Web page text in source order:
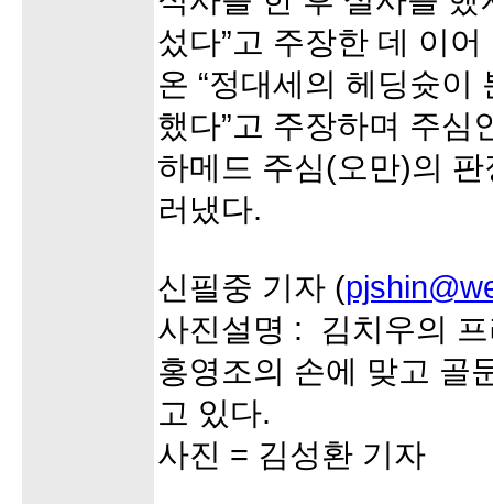
섰다”고 주장한 데 이
온 “정대세의 헤딩슛이
했다”고 주장하며 주심
하메드 주심(오만)의
러냈다.
신필중 기자 (
사진설명 : 김치우의
홍영조의 손에 맞고 골
고 있다.
사진 = 김성환 기자